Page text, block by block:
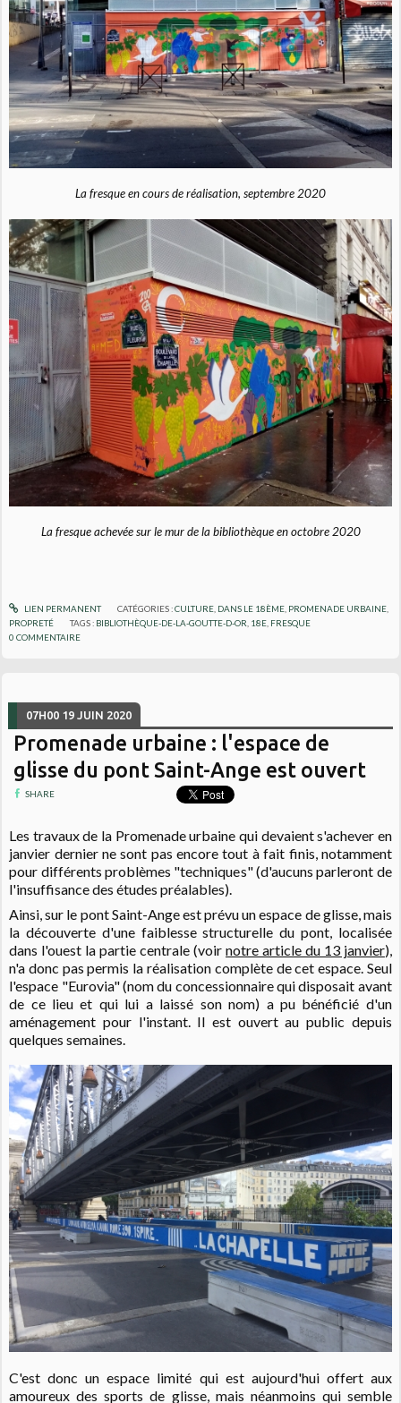
La fresque en cours de réalisation, septembre 2020
La fresque achevée sur le mur de la bibliothèque en octobre 2020
LIEN PERMANENT CATÉGORIES :CULTURE, DANS LE 18ÈME, PROMENADE URBAINE,
PROPRETÉ
TAGS : BIBLIOTHÈQUE-DE-LA-GOUTTE-D-OR 18E FRESQUE
0 COMMENTAIRE
07H00 19 JUIN 2020
Promenade urbaine : l'espace de
glisse du pont Saint-Ange est ouvert
SHARE
Les travaux de la Promenade urbaine qui devaient s'achever en
janvier dernier ne sont pas encore tout à fait finis, notamment
pour différents problèmes "techniques" (d'aucuns parleront de
l'insuffisance des études préalables).
Ainsi, sur le pont Saint-Ange est prévu un espace de glisse, mais
la découverte d'une faiblesse structurelle du pont, localisée
dans l'ouest la partie centrale (voir notre article du 13 janvier),
n'a donc pas permis la réalisation complète de cet espace. Seul
l'espace "Eurovia" (nom du concessionnaire qui disposait avant
de ce lieu et qui lui a laissé son nom) a pu bénéficié d'un
aménagement pour l'instant. Il est ouvert au public depuis
quelques semaines.
C'est donc un espace limité qui est aujourd'hui offert aux
amoureux des sports de glisse, mais néanmoins qui semble